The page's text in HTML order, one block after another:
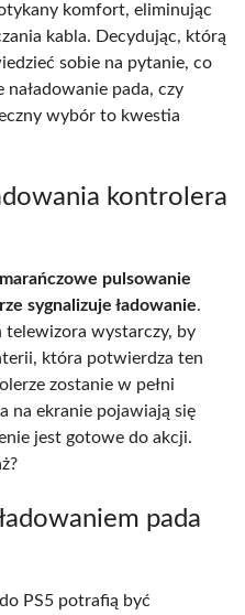
komfort, eliminując
kabla. Decydując, którą
sobie na pytanie, co
pada, czy
wybór to kwestia
kontrolera
pulsowanie
sygnalizuje ładowanie.
telewizora wystarczy, by
która potwierdza ten
zostanie w pełni
na ekranie pojawiają się
jest gotowe do akcji.
pada
PS5 potrafią być